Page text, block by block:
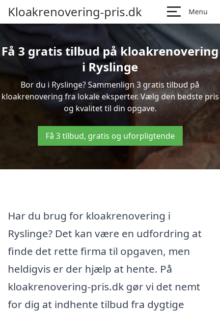
Kloakrenovering-pris.dk Menu
Få 3 gratis tilbud på kloakrenovering
i Ryslinge
Bor du i Ryslinge? Sammenlign 3 gratis tilbud på
kloakrenovering fra lokale eksperter. Vælg den bedste pris
og kvalitet til din opgave.
Få 3 tilbud, gratis og uforpligtende
Har du brug for kloakrenovering i
Ryslinge? Det kan være en udfordring at
finde det rette firma til opgaven, men
heldigvis er der hjælp at hente. På
kloakrenovering-pris.dk gør vi det nemt
for dig at indhente tilbud fra dygtige